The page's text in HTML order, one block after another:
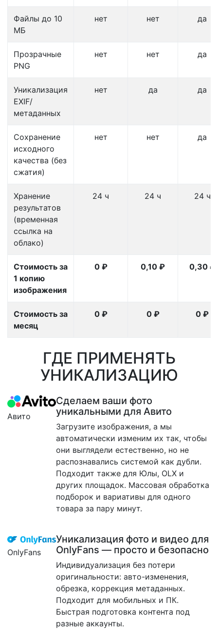
Файлы до 10
МБ
нет нет да
Прозрачные
PNG
нет нет да
Уникализация
EXIF/
метаданных
нет да да
Сохранение
исходного
качества (без
сжатия)
нет нет да
Хранение
результатов
(временная
ссылка на
облако)
24 ч 24 ч 24 ч
Стоимость за
1 копию
изображения
0 ₽ 0,10 ₽ 0,30 ₽
Стоимость за
месяц
0 ₽ 0 ₽ 0 ₽
ГДЕ ПРИМЕНЯТЬ
УНИКАЛИЗАЦИЮ
Авито
Сделаем ваши фото
уникальными для Авито
Загрузите изображения, а мы
автоматически изменим их так, чтобы
они выглядели естественно, но не
распознавались системой как дубли.
Подходит также для Юлы, OLX и
других площадок. Массовая обработка
подборок и вариативы для одного
товара за пару минут.
OnlyFans
Уникализация фото и видео для
OnlyFans — просто и безопасно
Индивидуализация без потери
оригинальности: авто-изменения,
обрезка, коррекция метаданных.
Подходит для мобильных и ПК.
Быстрая подготовка контента под
разные аккаунты.